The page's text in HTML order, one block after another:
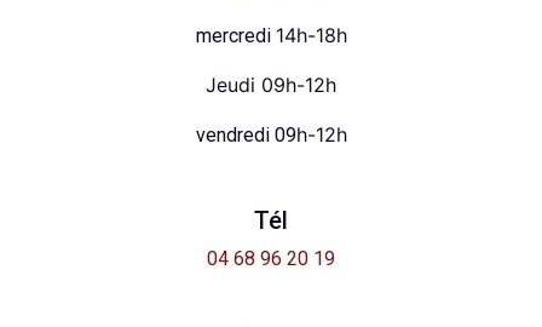
mercredi 14h-18h
Jeudi 09h-12h
vendredi 09h-12h
Tél
04 68 96 20 19